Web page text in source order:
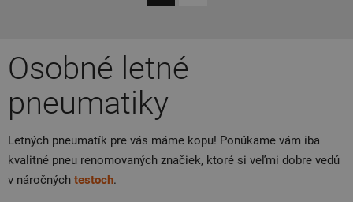
Osobné letné
pneumatiky
Letných pneumatík pre vás máme kopu! Ponúkame vám iba
kvalitné pneu renomovaných značiek, ktoré si veľmi dobre vedú
v náročných testoch.